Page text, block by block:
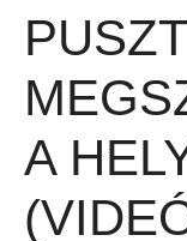
A